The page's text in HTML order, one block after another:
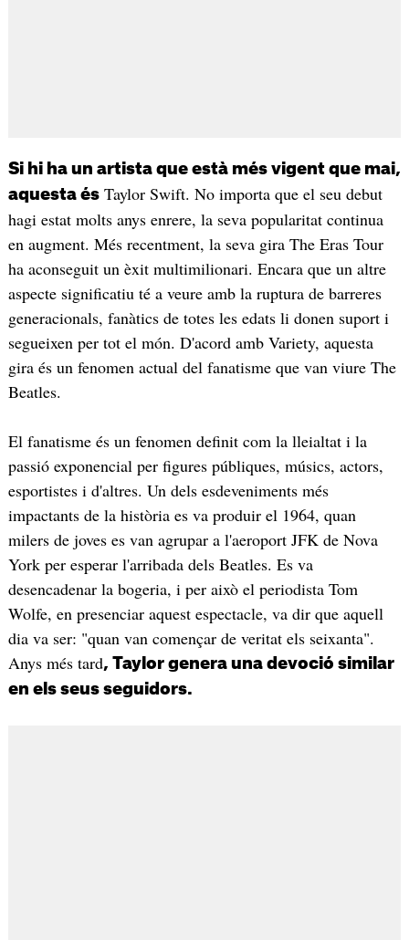
Si hi ha un artista que està més vigent que mai,
aquesta ésTaylor Swift. No importa que el seu debut
hagi estat molts anys enrere, la seva popularitat continua
en augment. Més recentment, la seva gira The Eras Tour
ha aconseguit un èxit multimilionari. Encara que un altre
aspecte significatiu té a veure amb la ruptura de barreres
generacionals, fanàtics de totes les edats li donen suport i
segueixen per tot el món. D'acord amb Variety, aquesta
gira és un fenomen actual del fanatisme que van viure The
Beatles.
El fanatisme és un fenomen definit com la lleialtat i la
passió exponencial per figures públiques, músics, actors,
esportistes i d'altres. Un dels esdeveniments més
impactants de la història es va produir el 1964, quan
milers de joves es van agrupar a l'aeroport JFK de Nova
York per esperar l'arribada dels Beatles. Es va
desencadenar la bogeria, i per això el periodista Tom
Wolfe, en presenciar aquest espectacle, va dir que aquell
dia va ser: "quan van començar de veritat els seixanta".
Anys més tard, Taylor genera una devoció similar
en els seus seguidors.